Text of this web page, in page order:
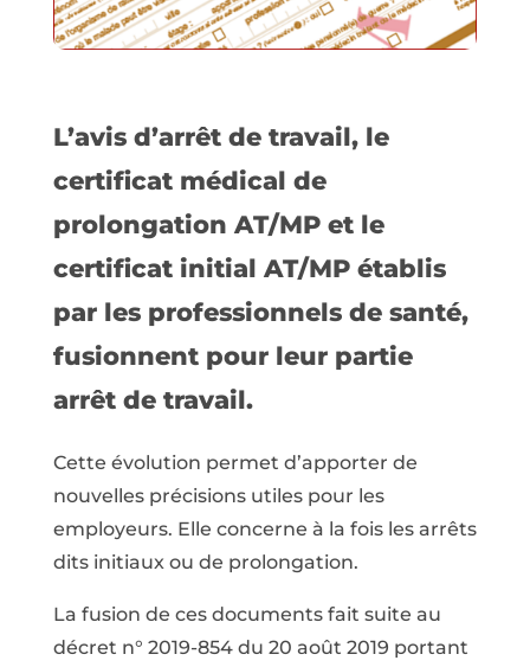
L’avis d’arrêt de travail, le
certificat médical de
prolongation AT/MP et le
certificat initial AT/MP établis
par les professionnels de santé,
fusionnent pour leur partie
arrêt de travail.
Cette évolution permet d’apporter de
nouvelles précisions utiles pour les
employeurs. Elle concerne à la fois les arrêts
dits initiaux ou de prolongation.
La fusion de ces documents fait suite au
décret n° 2019-854 du 20 août 2019 portant